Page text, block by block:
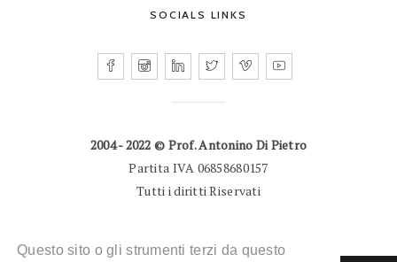
Questo sito o gli strumenti terzi da questo
SOCIALS LINKS
2004 - 2022 © Prof. Antonino Di Pietro
Partita IVA 06858680157
Tutti i diritti Riservati